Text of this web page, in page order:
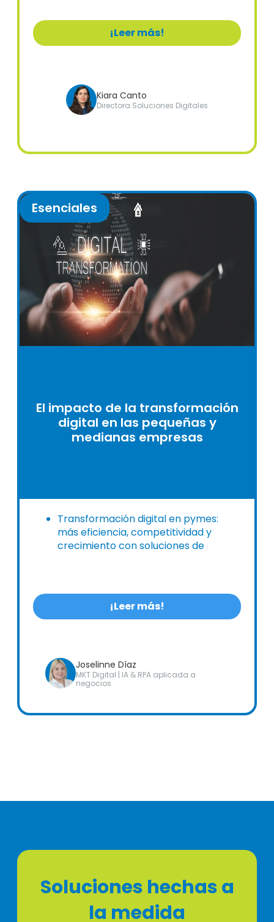
¡Leer más!
Kiara Canto
Directora Soluciones Digitales
Esenciales
El impacto de la transformación
digital en las pequeñas y
medianas empresas
Transformación digital en pymes:
más eficiencia, competitividad y
crecimiento con soluciones de
¡Leer más!
Joselinne Díaz
MKT Digital | IA & RPA aplicada a
negocios
Soluciones hechas a
la medida